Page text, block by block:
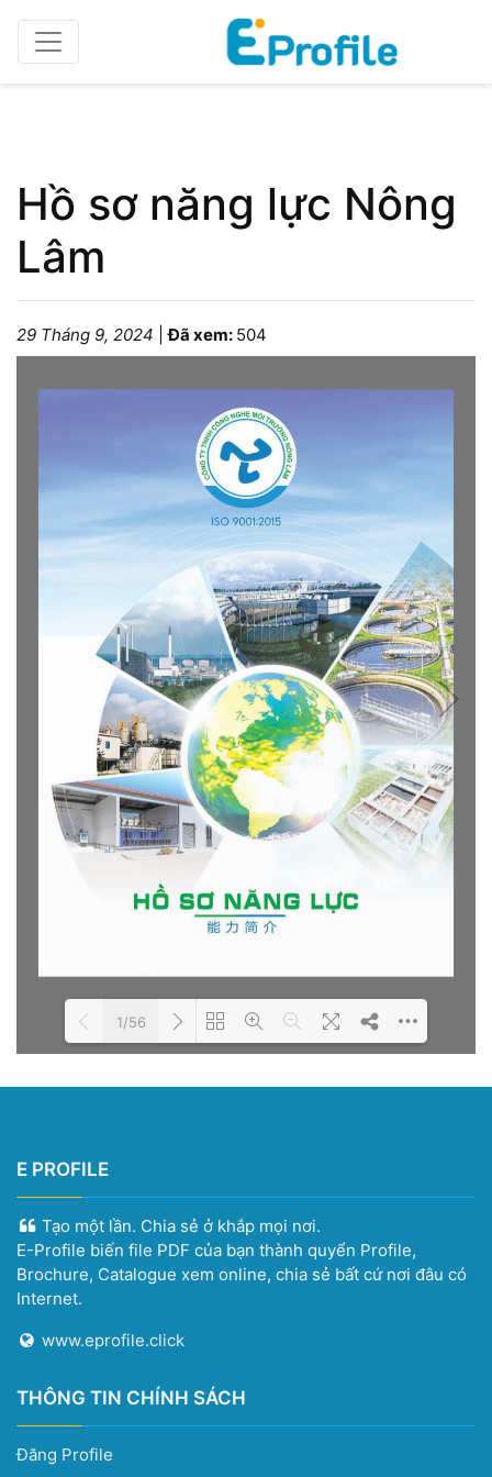
HomeProfile doanh nghiệp
Hồ sơ năng lực Nông
Lâm
29 Tháng 9, 2024 |Đã xem: 504
Please wait while the book is
DearFlip: Loading PDF 100%
1/56
E PROFILE
Tạo một lần. Chia sẻ ở khắp mọi nơi.
E-Profile biến file PDF của bạn thành quyển Profile,
Brochure, Catalogue xem online, chia sẻ bất cứ nơi đâu có
Internet.
www.eprofile.click
THÔNG TIN CHÍNH SÁCH
Đăng Profile